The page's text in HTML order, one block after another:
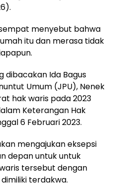
menyebut bahwa
itu dan merasa tidak
dibacakan Ida Bagus
Umum (JPU), Nenek
hak waris pada 2023
Keterangan Hak
6 Februari 2023.
mengajukan eksepsi
depan untuk untuk
tersebut dengan
terdakwa.